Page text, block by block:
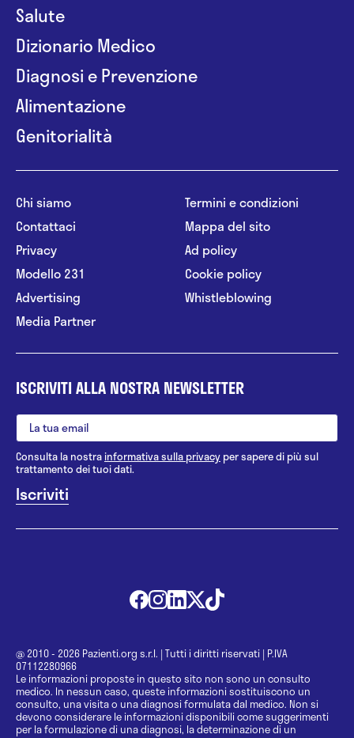
Salute
Dizionario Medico
Diagnosi e Prevenzione
Alimentazione
Genitorialità
Chi siamo
Contattaci
Privacy
Modello 231
Advertising
Media Partner
Termini e condizioni
Mappa del sito
Ad policy
Cookie policy
Whistleblowing
ISCRIVITI ALLA NOSTRA NEWSLETTER
Consulta la nostrainformativa sulla privacy per sapere di più sul
trattamento dei tuoi dati.
@ 2010 - 2026 Pazienti.org s.r.l. | Tutti i diritti riservati | P.IVA
07112280966
Le informazioni proposte in questo sito non sono un consulto
medico. In nessun caso, queste informazioni sostituiscono un
consulto, una visita o una diagnosi formulata dal medico. Non si
devono considerare le informazioni disponibili come suggerimenti
per la formulazione di una diagnosi, la determinazione di un